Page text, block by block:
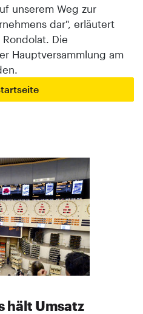
unserem Weg zur
dar", erläutert
Die
Hauptversammlung am
hält Umsatz